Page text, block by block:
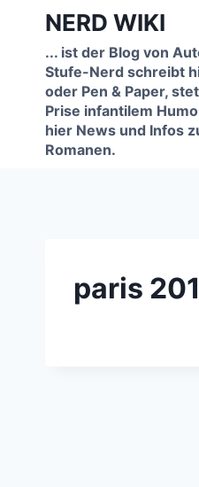
springen
NERD WIKI
... ist der Blog von
Stufe-Nerd schreibt
oder Pen & Paper,
Prise infantilem
hier News und Infos
Romanen.
paris